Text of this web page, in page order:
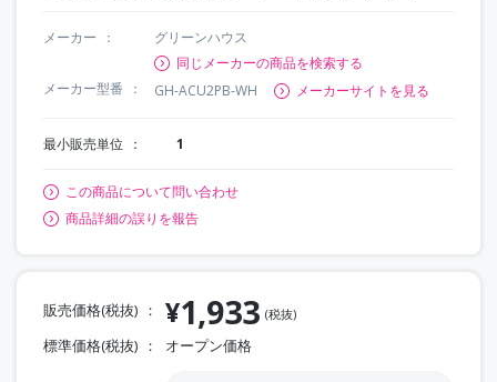
メーカー
グリーンハウス
同じメーカーの商品を検索する
メーカー型番
GH-ACU2PB-WH メーカーサイトを見る
最小販売単位 1
この商品について問い合わせ
商品詳細の誤りを報告
販売価格(税抜) ¥1,933 (税抜)
標準価格(税抜) オープン価格